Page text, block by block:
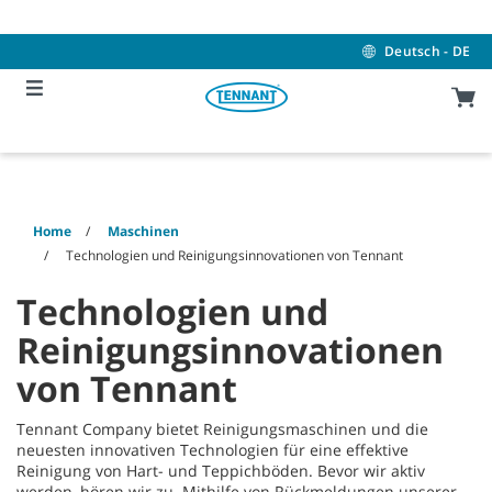
to
to
menu
Deutsch - DE
Home
Maschinen
Technologien und Reinigungsinnovationen von Tennant
Technologien und
Reinigungsinnovationen
von Tennant
Tennant Company bietet Reinigungsmaschinen und die
neuesten innovativen Technologien für eine effektive
Reinigung von Hart- und Teppichböden. Bevor wir aktiv